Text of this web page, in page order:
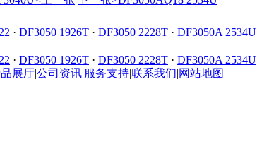
· DF3050 1926T · DF3050 2228T · DF3050A 2534U
· DF3050 1926T · DF3050 2228T · DF3050A 2534U
展厅|公司资讯|服务支持|联系我们|网站地图